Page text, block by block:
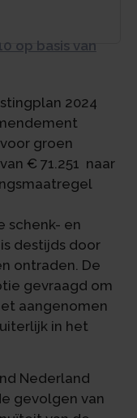
op basis van
2024
groen
€ 71.251 naar
schenk- en
destijds door
ontraden. De
gevraagd om
aangenomen
in het
Nederland
gevolgen van